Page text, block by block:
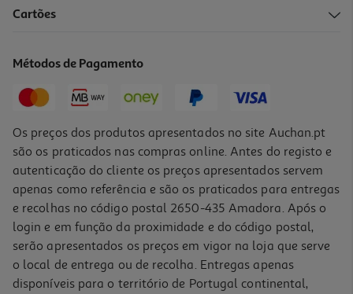
Cartões
Métodos de Pagamento
Os preços dos produtos apresentados no site Auchan.pt
são os praticados nas compras online. Antes do registo e
autenticação do cliente os preços apresentados servem
apenas como referência e são os praticados para entregas
e recolhas no código postal 2650-435 Amadora. Após o
login e em função da proximidade e do código postal,
serão apresentados os preços em vigor na loja que serve
o local de entrega ou de recolha. Entregas apenas
disponíveis para o território de Portugal continental,